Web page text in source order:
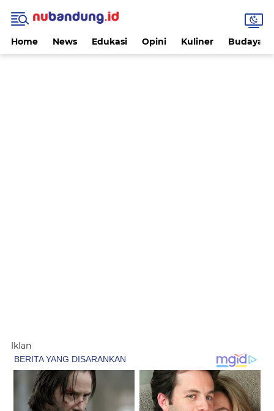
Home News Edukasi Opini Kuliner Budaya
Iklan